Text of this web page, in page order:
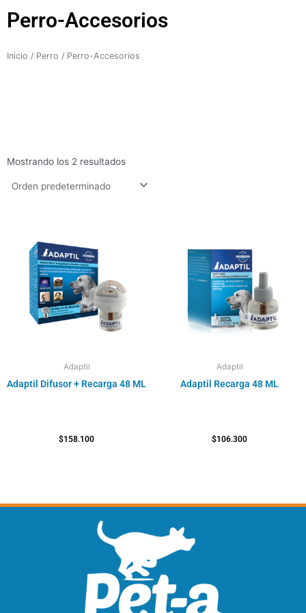
Perro-Accesorios
Inicio / Perro / Perro-Accesorios
Mostrando los 2 resultados
Adaptil
Adaptil Difusor + Recarga 48 ML
$158.100
Adaptil
Adaptil Recarga 48 ML
$106.300